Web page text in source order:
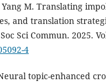
M. Translating
and translation
Sci Commun. 2025.
4
topic-enhanced